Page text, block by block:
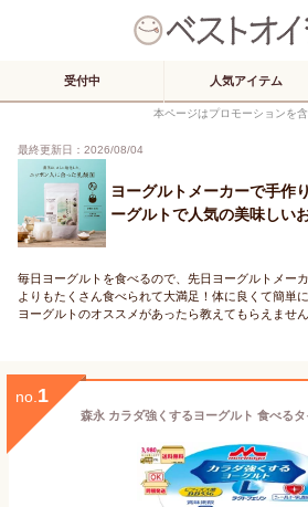
受付中 人気アイテム
本ページはプロモーションを
最終更新日：2026/08/04
ヨーグルトメーカーで手作
ーグルトで人気の美味しい
毎日ヨーグルトを食べるので、先日ヨーグルトメー
よりもたくさん食べられて大満足！体に良くて簡単
ヨーグルトのオススメがあったら教えてもらえませ
no. 1